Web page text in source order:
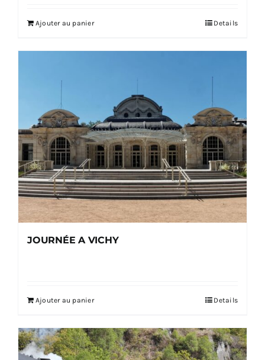
Ajouter au panier Details
JOURNÉE A VICHY
Ajouter au panier Details